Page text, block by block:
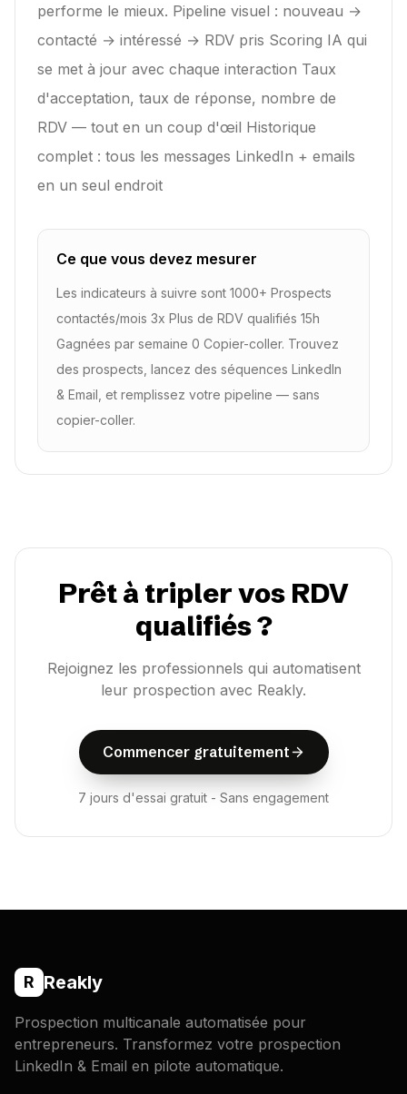
performe le mieux. Pipeline visuel : nouveau →
contacté → intéressé → RDV pris Scoring IA qui
se met à jour avec chaque interaction Taux
d'acceptation, taux de réponse, nombre de
RDV — tout en un coup d'œil Historique
complet : tous les messages LinkedIn + emails
en un seul endroit
Ce que vous devez mesurer
Les indicateurs à suivre sont 1000+ Prospects
contactés/mois 3x Plus de RDV qualifiés 15h
Gagnées par semaine 0 Copier-coller. Trouvez
des prospects, lancez des séquences LinkedIn
& Email, et remplissez votre pipeline — sans
copier-coller.
Prêt à tripler vos RDV
qualifiés ?
Rejoignez les professionnels qui automatisent
leur prospection avec Reakly.
Commencer gratuitement
Commencer gratuitement
Commencer gratuitement
7 jours d'essai gratuit - Sans engagement
R Reakly
Prospection multicanale automatisée pour
entrepreneurs. Transformez votre prospection
LinkedIn & Email en pilote automatique.